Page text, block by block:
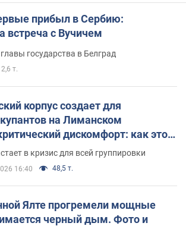
прибыл в Сербию:
встреча с Вучичем
государства в Белград
2,6 т.
корпус создает для
на Лиманском
дискомфорт: как это
в кризис для всей группировки
16:40 48,5 т.
Ялте прогремели мощные
черный дым. Фото и